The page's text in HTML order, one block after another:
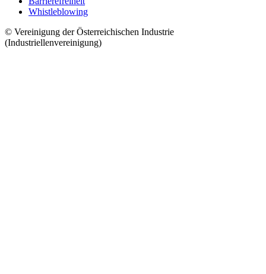
Whistleblowing
© Vereinigung der Österreichischen Industrie
(Industriellenvereinigung)